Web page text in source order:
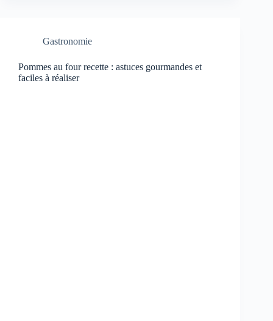
Gastronomie
Pommes au four recette : astuces gourmandes et
faciles à réaliser